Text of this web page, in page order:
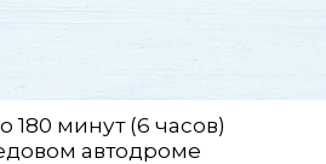
180 минут (6 часов)
автодроме